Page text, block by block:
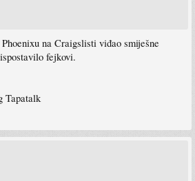
na Craigslisti viđao smiješne
fejkovi.
Tapatalk